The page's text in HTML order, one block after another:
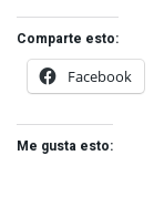
Comparte esto:
Facebook
Me gusta esto: